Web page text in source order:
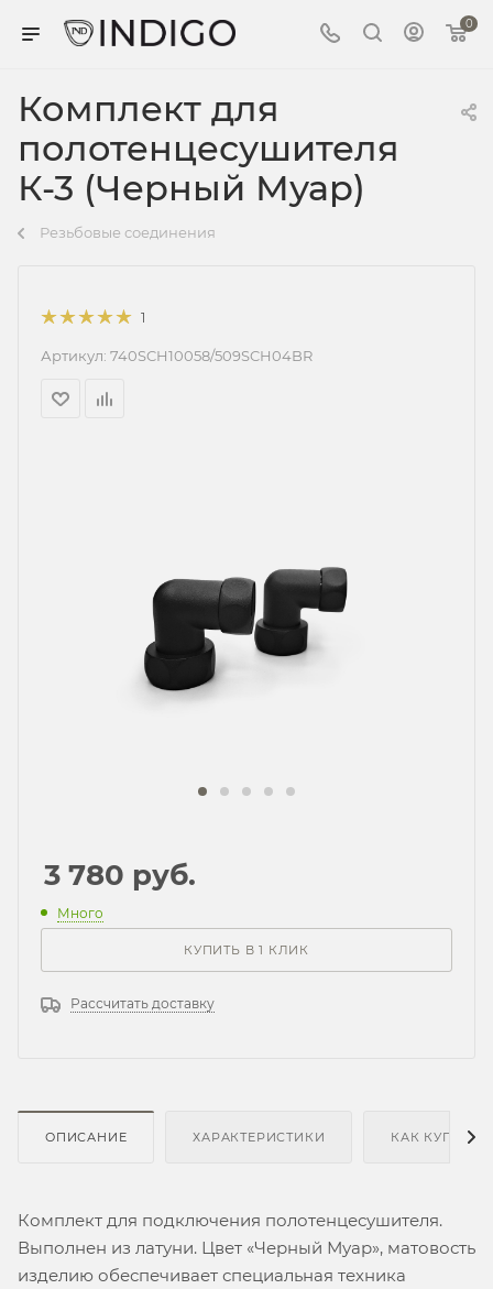
0
Комплект для
полотенцесушителя
К-3 (Черный Муар)
Резьбовые соединения
1
Артикул: 740SCH10058/509SCH04BR
3 780 руб.
Много
КУПИТЬ В 1 КЛИК
Рассчитать доставку
ОПИСАНИЕ ХАРАКТЕРИСТИКИ КАК КУПИТЬ
Комплект для подключения полотенцесушителя.
Выполнен из латуни. Цвет «Черный Муар», матовость
изделию обеспечивает специальная техника